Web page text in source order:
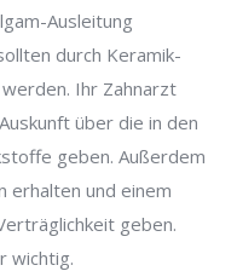
Ausleitung
durch Keramik-
Ihr Zahnarzt
über die in den
geben. Außerdem
erhalten und einem
geben.
wichtig.